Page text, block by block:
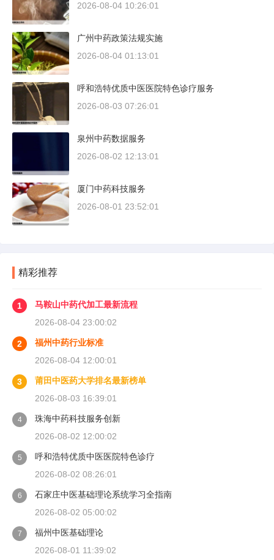
2026-08-04 10:26:01
广州中药政策法规实施
2026-08-04 01:13:01
呼和浩特优质中医医院特色诊疗服务
2026-08-03 07:26:01
泉州中药数据服务
2026-08-02 12:13:01
厦门中药科技服务
2026-08-01 23:52:01
精彩推荐
1
马鞍山中药代加工最新流程
2026-08-04 23:00:02
2
福州中药行业标准
2026-08-04 12:00:01
3
莆田中医药大学排名最新榜单
2026-08-03 16:39:01
4
珠海中药科技服务创新
2026-08-02 12:00:02
5
呼和浩特优质中医医院特色诊疗
2026-08-02 08:26:01
6
石家庄中医基础理论系统学习全指南
2026-08-02 05:00:02
7
福州中医基础理论
2026-08-01 11:39:02